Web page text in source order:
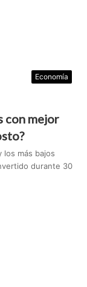
Economía
con mejor
los más bajos
durante 30